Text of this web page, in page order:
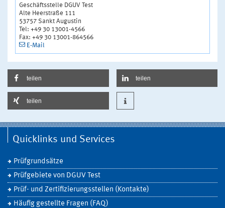
Geschäftsstelle DGUV Test
Alte Heerstraße 111
53757 Sankt Augustin
Tel: +49 30 13001-4566
Fax: +49 30 13001-864566
E-Mail
teilen teilen
teilen
Quicklinks und Services
Prüfgrundsätze
Prüfgebiete von DGUV Test
Prüf- und Zertifizierungsstellen (Kontakte)
Häufig gestellte Fragen (FAQ)